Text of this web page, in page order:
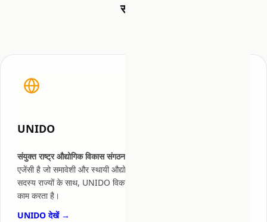
संगठन
UNIDO
संयुक्त राष्ट्र औद्योगिक विकास संगठन
एजेंसी है जो समावेशी और स्थायी औद्योगिक विकास को बढ़ावा देती है। 170+
सदस्य राज्यों के साथ, UNIDO विकासशील और औद्योगिक देशों के बीच सेतु का
काम करता है।
UNIDO देखें →